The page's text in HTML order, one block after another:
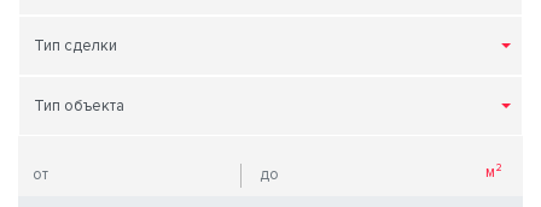
Тип сделки
Тип объекта